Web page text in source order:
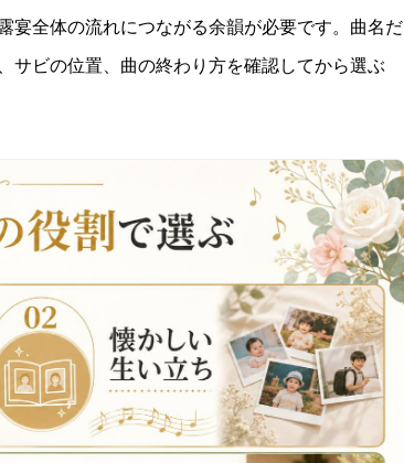
宴全体の流れにつながる余韻が必要です。曲名だ
サビの位置、曲の終わり方を確認してから選ぶ